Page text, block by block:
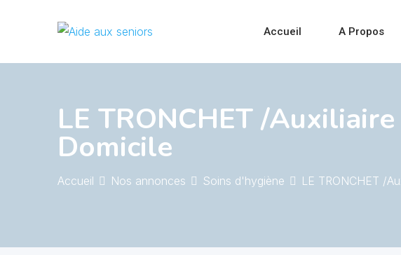
Accueil A Propos
LE TRONCHET /
Domicile
Accueil Nos annonces Soins d'hygiène LE TRONCHET /